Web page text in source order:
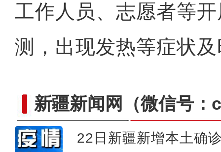
工作人员、志愿者等
测，出现发热等症状
新疆新闻网 （微信号
22日新疆新增本土确